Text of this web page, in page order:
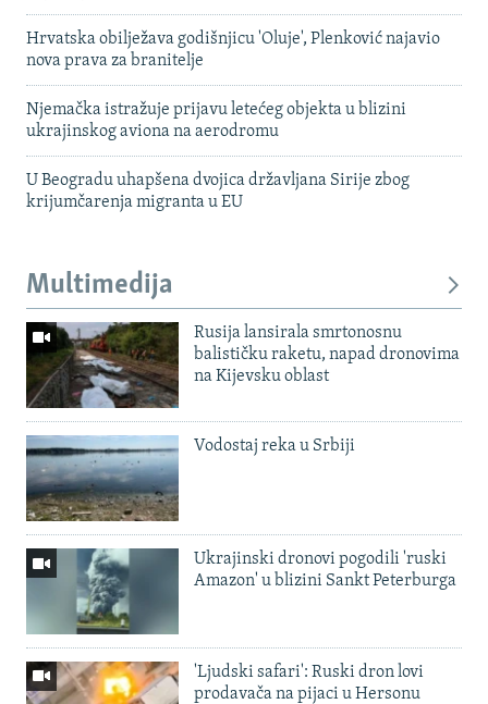
Hrvatska obilježava godišnjicu 'Oluje', Plenković najavio
nova prava za branitelje
Njemačka istražuje prijavu letećeg objekta u blizini
ukrajinskog aviona na aerodromu
U Beogradu uhapšena dvojica državljana Sirije zbog
krijumčarenja migranta u EU
Multimedija
Rusija lansirala smrtonosnu
balističku raketu, napad dronovima
na Kijevsku oblast
Vodostaj reka u Srbiji
Ukrajinski dronovi pogodili 'ruski
Amazon' u blizini Sankt Peterburga
'Ljudski safari': Ruski dron lovi
prodavača na pijaci u Hersonu